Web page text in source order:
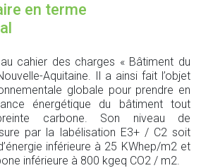
en terme
cahier des charges « Bâtiment du
Aquitaine. Il a ainsi fait l’objet
globale pour prendre en
énergétique du bâtiment tout
carbone. Son niveau de
par la labélisation E3+ / C2 soit
inférieure à 25 KWhep/m2 et
inférieure à 800 kgeq CO2 / m2.